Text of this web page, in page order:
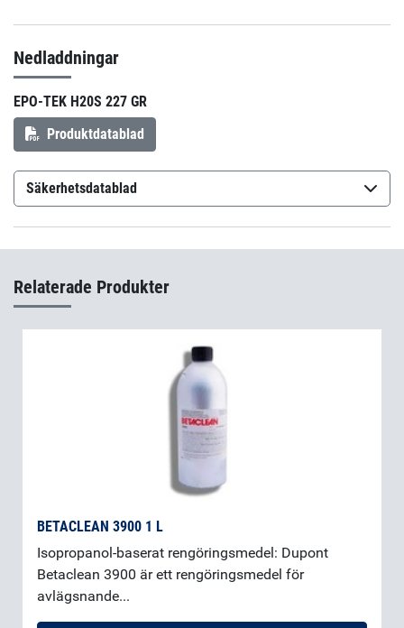
Nedladdningar
EPO-TEK H20S 227 GR
Produktdatablad
Säkerhetsdatablad
Epo-Tek H20S Part A+B (sv-SE)
Relaterade Produkter
BETACLEAN 3900 1 L
Isopropanol-baserat rengöringsmedel: Dupont
Betaclean 3900 är ett rengöringsmedel för
avlägsnande...